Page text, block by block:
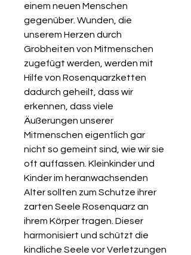
einem neuen Menschen
gegenüber. Wunden, die
unserem Herzen durch
Grobheiten von Mitmenschen
zugefügt werden, werden mit
Hilfe von Rosenquarzketten
dadurch geheilt, dass wir
erkennen, dass viele
Äußerungen unserer
Mitmenschen eigentlich gar
nicht so gemeint sind, wie wir sie
oft auffassen. Kleinkinder und
Kinder im heranwachsenden
Alter sollten zum Schutze ihrer
zarten Seele Rosenquarz an
ihrem Körper tragen. Dieser
harmonisiert und schützt die
kindliche Seele vor Verletzungen